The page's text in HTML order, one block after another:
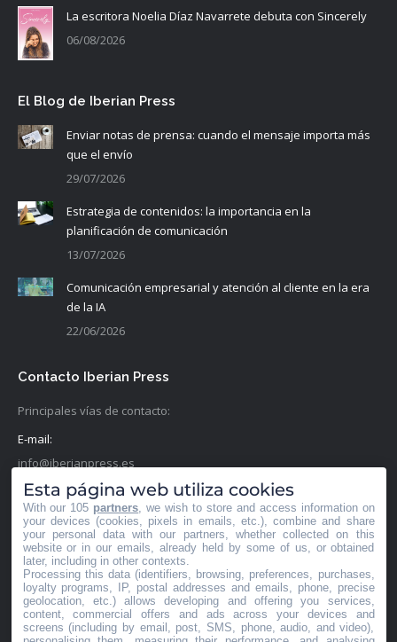
La escritora Noelia Díaz Navarrete debuta con Sincerely
06/08/2026
El Blog de Iberian Press
Enviar notas de prensa: cuando el mensaje importa más
que el envío
29/07/2026
Estrategia de contenidos: la importancia en la
planificación de comunicación
13/07/2026
Comunicación empresarial y atención al cliente en la era
de la IA
22/06/2026
Contacto Iberian Press
Principales vías de contacto:
E-mail:
info@iberianpress.es
Teléfono:
+34 911863556
Fax:
+34 911863556
Encuéntranos en:
Facebook
X
YouTube
Rss
Esta página web utiliza cookies
With our 105 partners , we wish to store and access information on
your devices (cookies, pixels in emails, etc.), combine and share
your personal data with our partners, whether collected on this
website or in our emails, already held by some of us, or obtained
later, including in other contexts.
Processing this data (identifiers, browsing, preferences, purchases,
loyalty programs, IP, postal addresses and emails, phone, precise
geolocation, etc.) allows developing and offering you services,
content, commercial offers and ads across your devices and
screens (including by email, post, SMS, phone, audio, and video),